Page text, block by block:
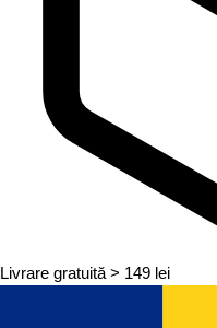
Livrare gratuită > 149 lei